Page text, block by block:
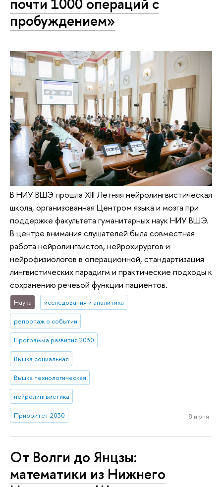
пробуждением»
В НИУ ВШЭ прошла XIII Летняя нейролингвистическая
школа, организованная Центром языка и мозга при
поддержке факультета гуманитарных наук НИУ ВШЭ.
В центре внимания слушателей была совместная
работа нейролингвистов, нейрохирургов и
нейрофизиологов в операционной, стандартизация
лингвистических парадигм и практические подходы к
сохранению речевой функции пациентов.
Наука исследования и аналитика
репортаж о событии
Программа развития 2030
Вышка социальная
Вышка технологическая
нейролингвистика
Приоритет 2030 8 июня
От Волги до Янцзы:
математики из Нижнего